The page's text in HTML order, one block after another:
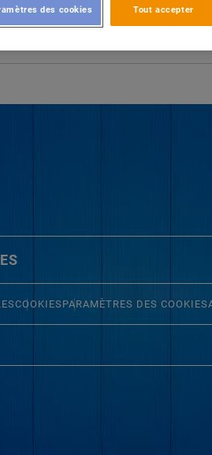
COOKIES PARAMÈTRES DES COOKIES
Tout accepter
des cookies